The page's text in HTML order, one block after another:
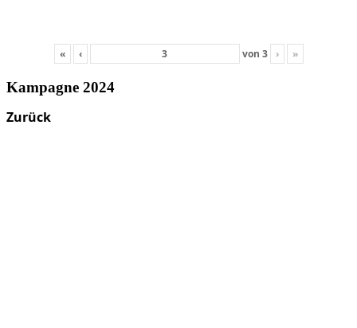
« ‹ von 3 › »
Kampagne 2024
Zurück